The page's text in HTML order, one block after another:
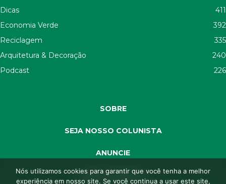
Dicas
411
Economia Verde
392
Reciclagem
335
Arquitetura & Decoração
240
Podcast
226
SOBRE
SEJA NOSSO COLUNISTA
ANUNCIE
SEJA APOIADOR
Nós utilizamos cookies para garantir que você tenha a melhor
experiência em nosso site. Se você continua a usar este site,